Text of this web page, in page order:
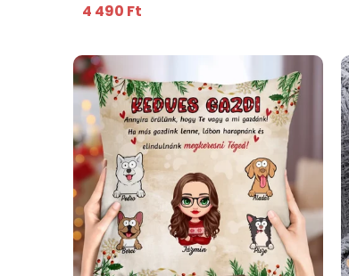
4 490 Ft